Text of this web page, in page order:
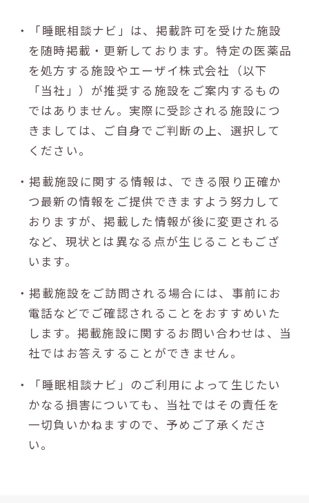
・「睡眠相談ナビ」は、掲載許可を受けた施設
を随時掲載・更新しております。特定の医薬品
を処方する施設やエーザイ株式会社（以下
「当社」）が推奨する施設をご案内するもの
ではありません。実際に受診される施設につ
きましては、ご自身でご判断の上、選択して
ください。
・掲載施設に関する情報は、できる限り正確か
つ最新の情報をご提供できますよう努力して
おりますが、掲載した情報が後に変更される
など、現状とは異なる点が生じることもござ
います。
・掲載施設をご訪問される場合には、事前にお
電話などでご確認されることをおすすめいた
します。掲載施設に関するお問い合わせは、当
社ではお答えすることができません。
・「睡眠相談ナビ」のご利用によって生じたい
かなる損害についても、当社ではその責任を
一切負いかねますので、予めご了承くださ
い。